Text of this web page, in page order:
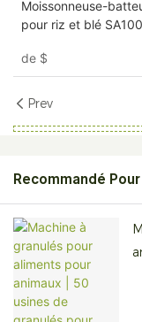
Moissonneuse-
pour riz et blé
de $
Prev
Recommandé Pour